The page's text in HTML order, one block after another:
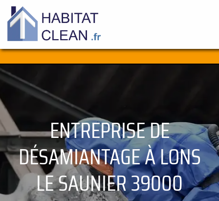
Aller
ENTREPRISE DE
DÉSAMIANTAGE À LONS
LE SAUNIER 39000